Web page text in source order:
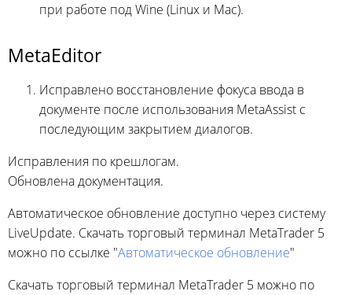
при работе под Wine (Linux и Mac).
MetaEditor
Исправлено восстановление фокуса ввода в
документе после использования MetaAssist с
последующим закрытием диалогов.
Исправления по крешлогам.
Обновлена документация.
Автоматическое обновление доступно через систему
LiveUpdate. Скачать торговый терминал MetaTrader 5
можно по ссылке "Автоматическое обновление"
Скачать торговый терминал MetaTrader 5 можно по